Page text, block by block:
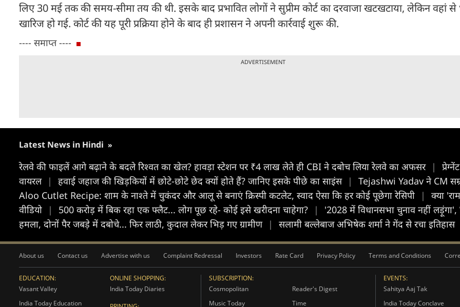
लिए 30 मई तक की समय-सीमा तय की थी. इसके बाद प्रभावित लोगों ने सुप्रीम कोर्ट का दरवाजा खटखटाया, लेकिन वहां से
खारिज हो गई. कोर्ट की यह पूरी प्रक्रिया होने के बाद ही प्रशासन ने अपनी कार्रवाई शुरू की.
---- समाप्त ----
ADVERTISEMENT
Latest News in Hindi »
रेलवे की फाइलें आगे बढ़ाने के बदले रिश्वत का खेल? हावड़ा स्टेशन पर ₹4 लाख लेते ही CBI ने दबोच लिया रेलवे का अफसर |
वायरल | हवाई जहाज की खिड़कियों में छोटे-छोटे छेद क्यों होते हैं? जानिए इसके पीछे का साइंस | Tejashwi Yadav ने CM
Aloo Cutlet Recipe: शाम के नाश्ते में चुकंदर और आलू से बनाएं क्रिस्पी कटलेट, स्वाद ऐसा कि हर कोई पूछेगा रेसिपी
|
क्या
वीडियो
| 500 करोड़ में बिक रहा एक फ्लैट... लोग पूछ रहे- कोई इसे खरीदना चाहेगा? | '2028 में विधानसभा चुनाव नहीं लड़ूंगा',
हमला, दोनों पैर जबड़े में दबोचे... फिर लाठी, कुदाल लेकर भिड़ गए ग्रामीण | सलामी बल्लेबाज अभिषेक शर्मा ने गेंद से रचा इतिहास
About us Contact us Advertise with us Complaint Redressal Investors Rate Card Privacy Policy Terms and Conditions
EDUCATION:
Vasant Valley
India Today Education
ONLINE SHOPPING:
India Today Diaries
SUBSCRIPTION:
Cosmopolitan
Reader's Digest
Music Today
Time
EVENTS:
Sahitya Aaj Tak
India Today Conclave